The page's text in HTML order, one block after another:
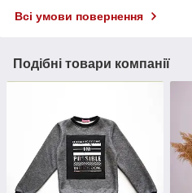
Всі умови повернення
Подібні товари компанії